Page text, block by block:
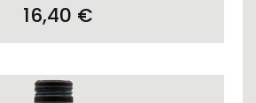
16,40 €